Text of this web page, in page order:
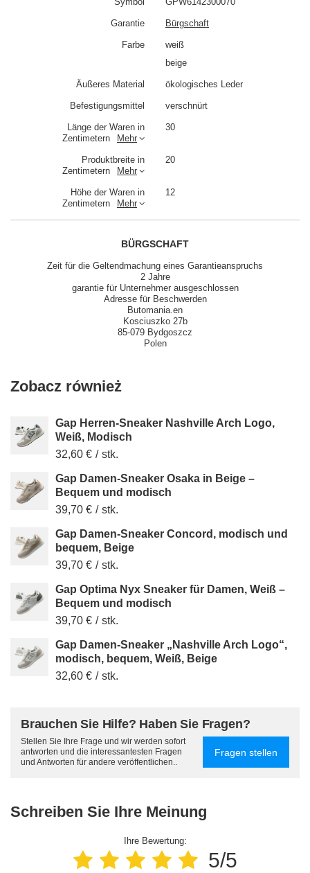
Garantie Bürgschaft
Farbe
weiß
beige
Äußeres Material ökologisches Leder
Befestigungsmittel verschnürt
Länge der Waren in
Zentimetern
Mehr
30
Produktbreite in
Zentimetern
Mehr
20
Höhe der Waren in
Zentimetern
Mehr
12
BÜRGSCHAFT
Zeit für die Geltendmachung eines Garantieanspruchs
2 Jahre
garantie für Unternehmer ausgeschlossen
Adresse für Beschwerden
Butomania.en
Kosciuszko 27b
85-079 Bydgoszcz
Polen
Zobacz również
Gap Herren-Sneaker Nashville Arch Logo,
Weiß, Modisch
32,60 € / stk.
Gap Damen-Sneaker Osaka in Beige –
Bequem und modisch
39,70 € / stk.
Gap Damen-Sneaker Concord, modisch und
bequem, Beige
39,70 € / stk.
Gap Optima Nyx Sneaker für Damen, Weiß –
Bequem und modisch
39,70 € / stk.
Gap Damen-Sneaker „Nashville Arch Logo“,
modisch, bequem, Weiß, Beige
32,60 € / stk.
Brauchen Sie Hilfe? Haben Sie Fragen?
Stellen Sie Ihre Frage und wir werden sofort
antworten und die interessantesten Fragen
und Antworten für andere veröffentlichen..
Fragen stellen
Schreiben Sie Ihre Meinung
Ihre Bewertung:
5/5